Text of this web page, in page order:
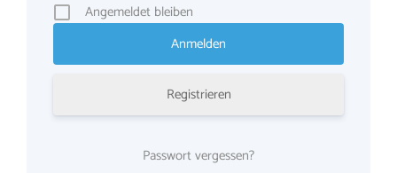
Angemeldet bleiben
Registrieren
Passwort vergessen?